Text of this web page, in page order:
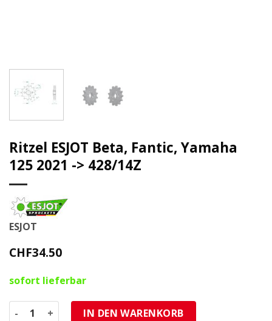
Ritzel ESJOT Beta, Fantic, Yamaha
125 2021 -> 428/14Z
ESJOT
CHF34.50
sofort lieferbar
Ritzel ESJOT Beta, Fantic, Yamaha 125 2021 -> 428/14Z
IN DEN WARENKORB